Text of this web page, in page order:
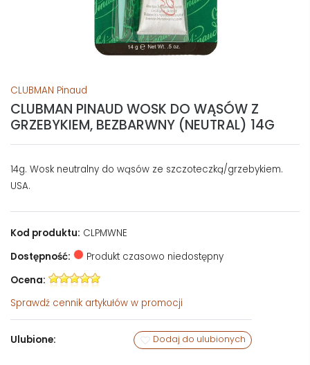
CLUBMAN Pinaud
CLUBMAN PINAUD WOSK DO WĄSÓW Z
GRZEBYKIEM, BEZBARWNY (NEUTRAL) 14G
14g. Wosk neutralny do wąsów ze szczoteczką/grzebykiem.
USA.
Kod produktu: CLPMWNE
Dostępność:
Produkt czasowo niedostępny
Ocena:
Sprawdź cennik artykułów w promocji
Ulubione: Dodaj do ulubionych